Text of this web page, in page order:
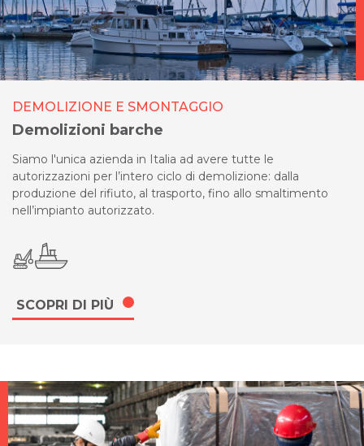
DEMOLIZIONE E SMONTAGGIO
Demolizioni barche
Siamo l'unica azienda in Italia ad avere tutte le
autorizzazioni per l’intero ciclo di demolizione: dalla
produzione del rifiuto, al trasporto, fino allo smaltimento
nell’impianto autorizzato.
SCOPRI DI PIÙ